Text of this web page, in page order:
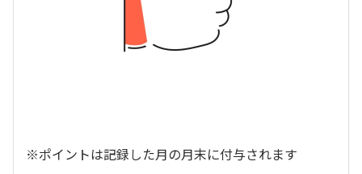
※ポイントは記録した月の月末に付与されます